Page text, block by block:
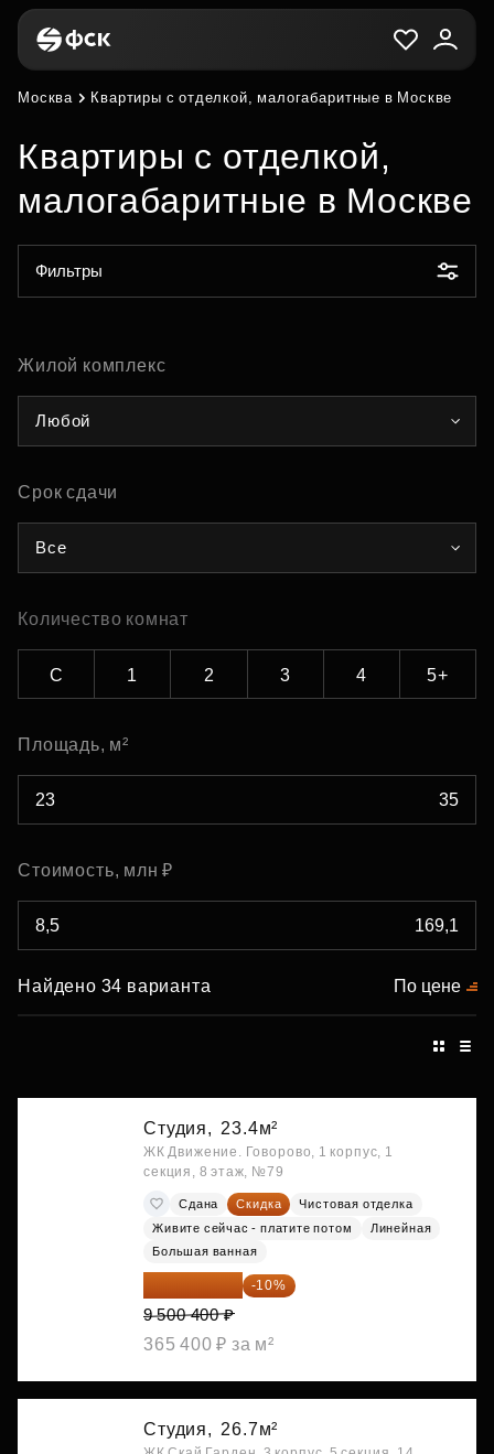
Москва Квартиры с отделкой, малогабаритные в Москве
Квартиры с отделкой,
малогабаритные в Москве
Фильтры
Жилой комплекс
Любой
Срок сдачи
Все
Количество комнат
С 1 2 3 4 5+
Площадь, м²
Стоимость, млн ₽
Найдено 34 варианта По цене
Студия, 23.4м²
ЖК Движение. Говорово, 1 корпус, 1
секция, 8 этаж, №79
Сдана Скидка
Чистовая отделка
Живите сейчас - платите потом
Линейная
Большая ванная
-10%
9 500 400 ₽
365 400 ₽ за м²
Студия, 26.7м²